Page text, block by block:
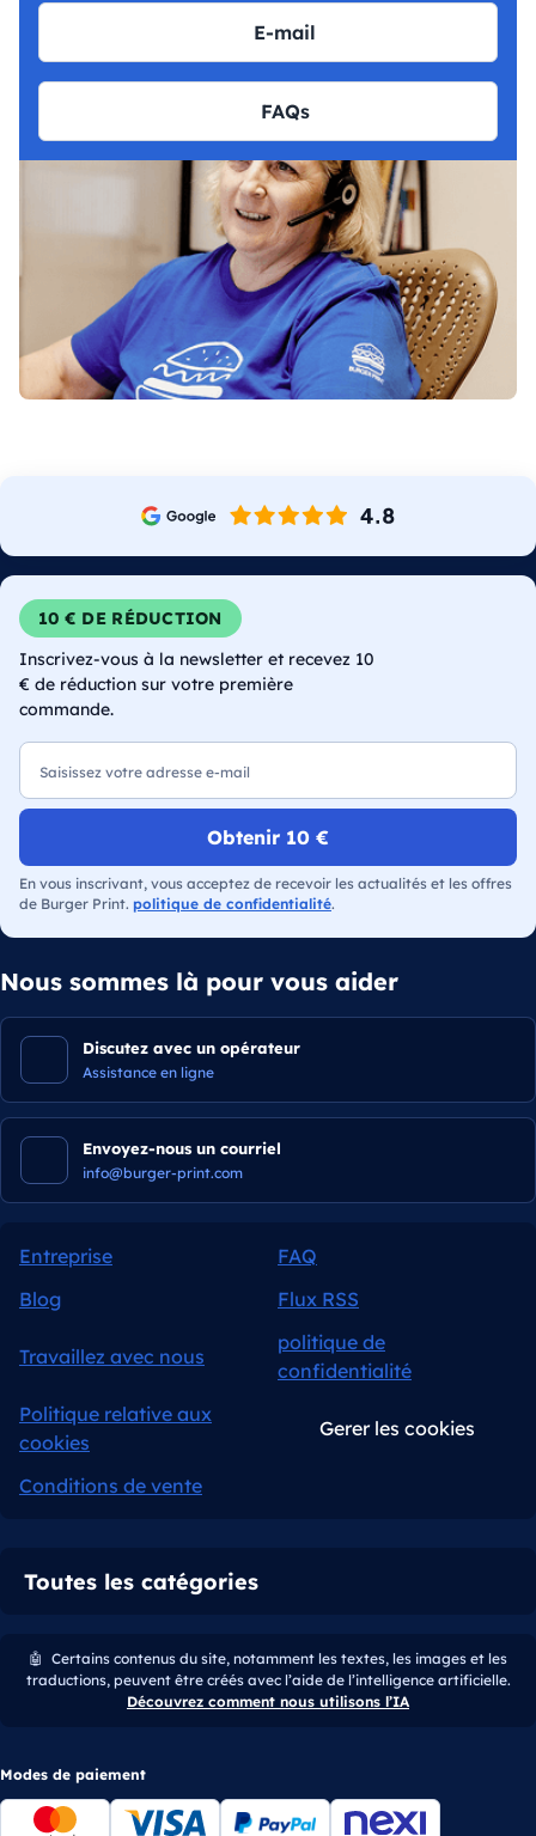
E-mail
FAQs
10 € DE RÉDUCTION
Inscrivez-vous à la newsletter et recevez 10
€ de réduction sur votre première
commande.
E-mail
Obtenir 10 €
En vous inscrivant, vous acceptez de recevoir les actualités et les offres
de Burger Print. politique de confidentialité.
Nous sommes là pour vous aider
Discutez avec un opérateur
Assistance en ligne
Envoyez-nous un courriel
info@burger-print.com
Entreprise
FAQ
Blog
Flux RSS
Travaillez avec nous
politique de
confidentialité
Politique relative aux
cookies
Gerer les cookies
Conditions de vente
Toutes les catégories
🤖 Certains contenus du site, notamment les textes, les images et les
traductions, peuvent être créés avec l’aide de l’intelligence artificielle.
Découvrez comment nous utilisons l’IA
Modes de paiement